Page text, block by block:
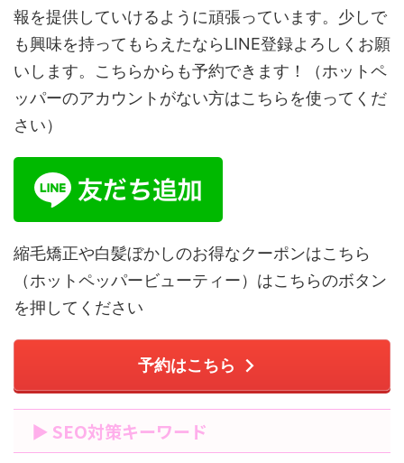
報を提供していけるように頑張っています。少しで
も興味を持ってもらえたならLINE登録よろしくお願
いします。こちらからも予約できます！（ホットペ
ッパーのアカウントがない方はこちらを使ってくだ
さい）
縮毛矯正や白髪ぼかしのお得なクーポンはこちら
（ホットペッパービューティー）はこちらのボタン
を押してください
予約はこちら
▶ SEO対策キーワード